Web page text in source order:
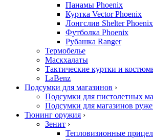
Панамы Phoenix
Куртка Vector Phoenix
Лонгслив Shelter Phoenix
Футболка Phoenix
Рубашка Ranger
Термобелье
Маскхалаты
Тактические куртки и
LaBenz
Подсумки для магазинов ›
Подсумки для пистолетных
Подсумки для магазинов
Тюнинг оружия ›
Зенит ›
Тепловизионные